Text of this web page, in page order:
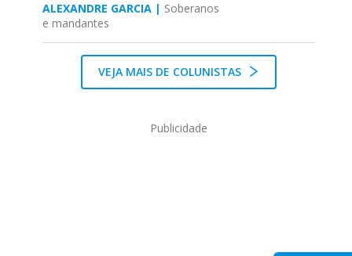
ALEXANDRE GARCIA | Soberanos
e mandantes
VEJA MAIS DE COLUNISTAS
Publicidade